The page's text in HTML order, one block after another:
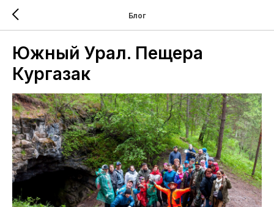
Блог
Южный Урал. Пещера
Кургазак